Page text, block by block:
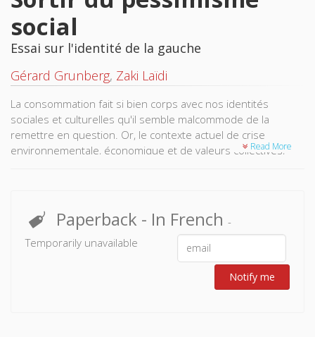
social
Essai sur l'identité de la gauche
Gérard Grunberg, Zaki Laïdi
La consommation fait si bien corps avec nos identités
sociales et culturelles qu'il semble malcommode de la
remettre en question. Or, le contexte actuel de crise
environnementale, économique et de valeurs collectives,
les mécanismes de ces comprtements, ce numéro introduit
de nécessaires voies alternatives d'analyse, voire des
propositions originales à insuffler dans le débat public.
Read More
Paperback - In French -
Temporarily unavailable
Notify me